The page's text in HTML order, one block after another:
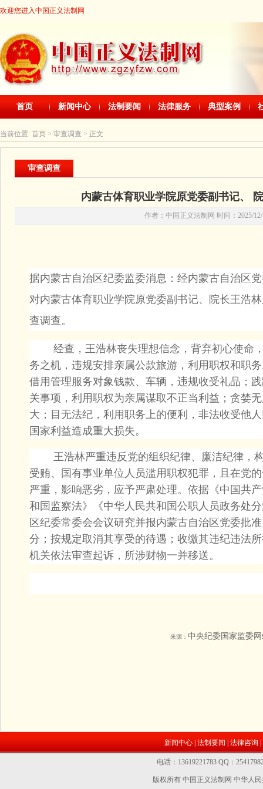
欢迎您进入中国正义法制网
首页 新闻中心 法制要闻 法律服务 典型案例
当前位置: 首页 > 审查调查 > 正文
审查调查
内蒙古体育职业学院原党委副书记、
作者：中国正义法制网 时间：2025/12/
据内蒙古自治区纪委监委消息：经内蒙古自治区
对内蒙古体育职业学院原党委副书记、院长王浩
查调查。
经查，王浩林丧失理想信念，背弃初心使命，
务之机，违规安排亲属公款旅游，利用职权和职
借用管理服务对象钱款、车辆，违规收受礼品；
关事项，利用职权为亲属谋取不正当利益；贪婪
大；目无法纪，利用职务上的便利，非法收受他
国家利益造成重大损失。
王浩林严重违反党的组织纪律、廉洁纪律，构
受贿、国有事业单位人员滥用职权犯罪，且在党
严重，影响恶劣，应予严肃处理。依据《中国共
和国监察法》《中华人民共和国公职人员政务处
区纪委常委会会议研究并报内蒙古自治区党委批
分；按规定取消其享受的待遇；收缴其违纪违法
机关依法审查起诉，所涉财物一并移送。
来源： 中央纪委国家监委
新闻中心 法制要闻 法律咨询
电话：13619221783 QQ：
版权所有 中国正义法制网中华人